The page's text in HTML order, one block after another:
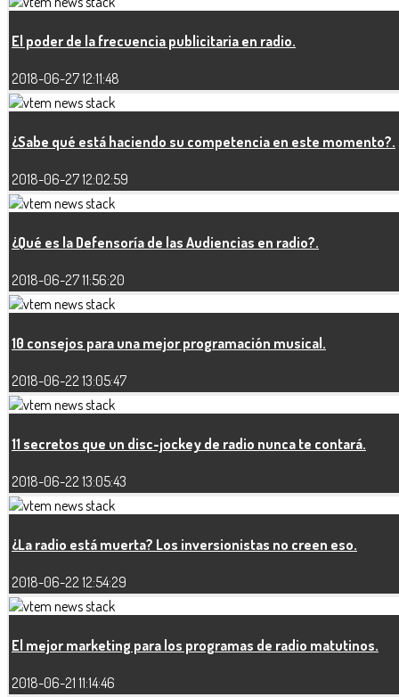
El poder de la frecuencia publicitaria en radio.
2018-06-27 12:11:48
¿Sabe qué está haciendo su competencia en este momento?.
2018-06-27 12:02:59
¿Qué es la Defensoría de las Audiencias en radio?.
2018-06-27 11:56:20
10 consejos para una mejor programación musical.
2018-06-22 13:05:47
11 secretos que un disc-jockey de radio nunca te contará.
2018-06-22 13:05:43
¿La radio está muerta? Los inversionistas no creen eso.
2018-06-22 12:54:29
El mejor marketing para los programas de radio matutinos.
2018-06-21 11:14:46